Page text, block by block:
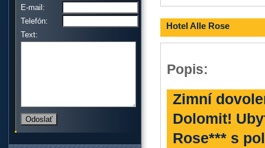
Hotel Alle Rose
Popis:
Zimní
Dolomit!
Rose*** s
E-mail:
Telefón:
Text: